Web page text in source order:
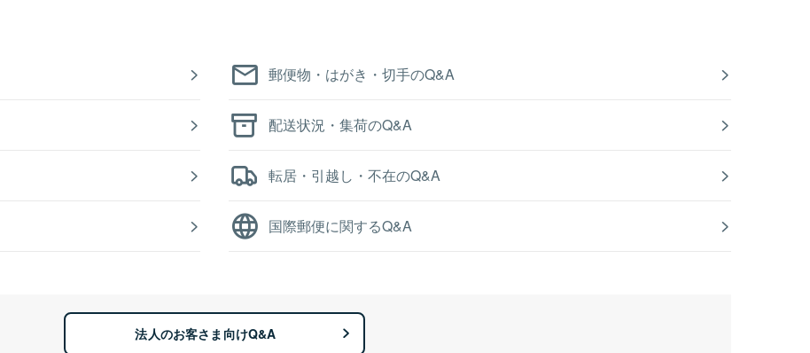
郵便物・はがき・切手のQ&A
配送状況・集荷のQ&A
転居・引越し・不在のQ&A
国際郵便に関するQ&A
法人のお客さま向けQ&A